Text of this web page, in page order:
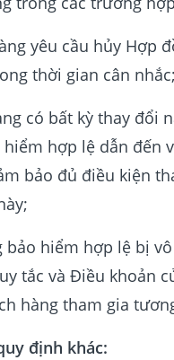
yêu cầu hủy Hợp
thời gian cân nhắc;
có bất kỳ thay đổi
hợp lệ dẫn đến
bảo đủ điều kiện
hiểm hợp lệ bị
tắc và Điều khoản
hàng tham gia
định khác: